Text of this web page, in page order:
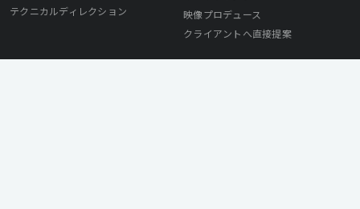
テクニカルディレクション
映像プロデュース
クライアントへ直接提案